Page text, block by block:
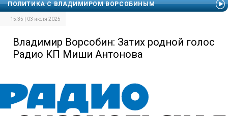
ПОЛИТИКА С ВЛАДИМИРОМ ВОРСОБИНЫМ
15:35 | 03 июля 2025
Владимир Ворсобин: Затих родной голос
Радио КП Миши Антонова